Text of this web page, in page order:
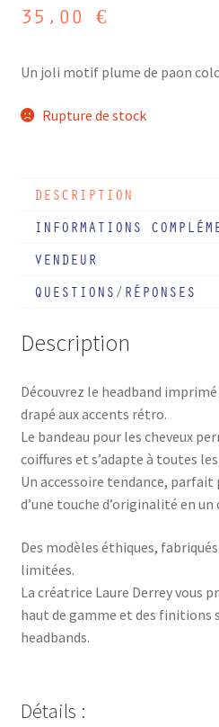
35,00 €
Un joli motif plume de paon
Rupture de stock
DESCRIPTION
INFORMATIONS
VENDEUR
QUESTIONS/RÉPONSES
Description
Découvrez le headband
drapé aux accents rétro.
Le bandeau pour les cheveux
coiffures et s’adapte à toutes
Un accessoire tendance,
d’une touche d’originalité en un
Des modèles éthiques,
limitées.
La créatrice Laure Derrey vous
haut de gamme et des finitions
headbands.
Détails :